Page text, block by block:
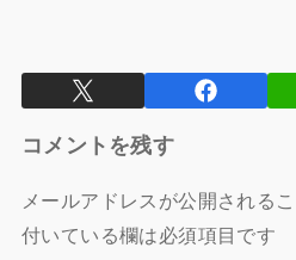
コメントを残す
メールアドレスが公開される
付いている欄は必須項目です